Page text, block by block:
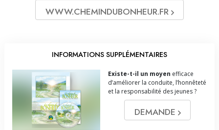
WWW.CHEMINDUBONHEUR.FR
INFORMATIONS SUPPLÉMENTAIRES
Existe-t-il un moyen efficace
d’améliorer la conduite, l’honnêteté
et la responsabilité des jeunes ?
DEMANDE